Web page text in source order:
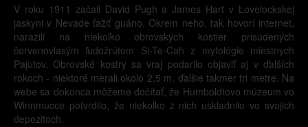
V roku 1911 začali David Pugh a James Hart v Lovelockskej
jaskyni v Nevade ťažiť guáno. Okrem neho, tak hovorí internet,
narazili na niekoľko obrovských kostier prisúdených
červenovlasým ľudožrútom Si-Te-Cah z mytológie miestnych
Pajutov. Obrovské kostry sa vraj podarilo objaviť aj v ďalších
rokoch - niektoré merali okolo 2,5 m, ďalšie takmer tri metre. Na
webe sa dokonca môžeme dočítať, že Humboldtovo múzeum vo
Winnmucce potvrdilo, že niekoľko z nich uskladnilo vo svojich
depozitoch.